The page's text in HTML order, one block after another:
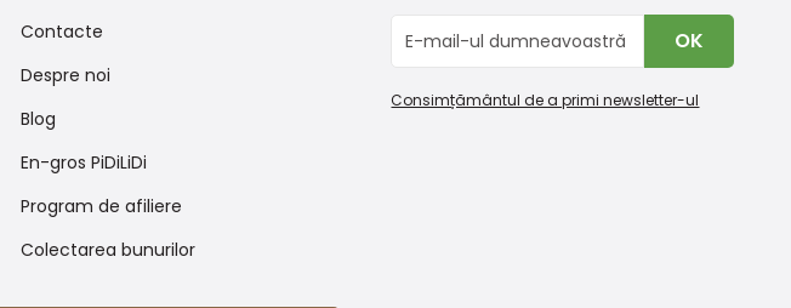
Contacte
Despre noi
Blog
En-gros PiDiLiDi
Program de afiliere
Colectarea bunurilor
OK
Consimțământul de a primi newsletter-ul